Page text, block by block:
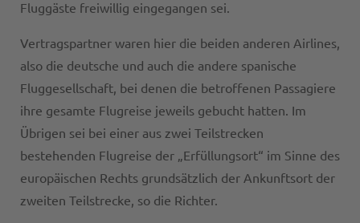
Fluggäste freiwillig eingegangen sei.
Vertragspartner waren hier die beiden anderen Airlines,
also die deutsche und auch die andere spanische
Fluggesellschaft, bei denen die betroffenen Passagiere
ihre gesamte Flugreise jeweils gebucht hatten. Im
Übrigen sei bei einer aus zwei Teilstrecken
bestehenden Flugreise der „Erfüllungsort“ im Sinne des
europäischen Rechts grundsätzlich der Ankunftsort der
zweiten Teilstrecke, so die Richter.